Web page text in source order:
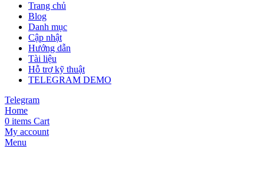
thể.
Các
tùy
chọn
có
thể
được
chọn
trang
sản
phẩm
Trang chủ
Blog
Danh mục
Cập nhật
Hướng dẫn
Tài liệu
Hỗ trợ kỹ thuật
TELEGRAM DEMO
Telegram
Home
0 items Cart
My account
Menu